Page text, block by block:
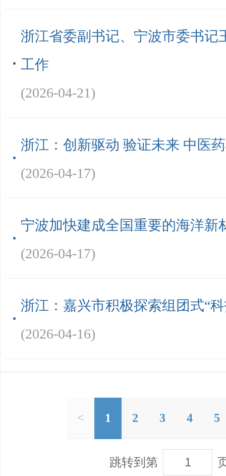
浙江省委副书记、宁波市委书记
工作
(2026-04-21)
浙江：创新驱动 验证未来 中医
(2026-04-17)
宁波加快建成全国重要的海洋新
(2026-04-17)
浙江：嘉兴市积极探索组团式“
(2026-04-16)
< 1 2 3 4 5
跳转到第